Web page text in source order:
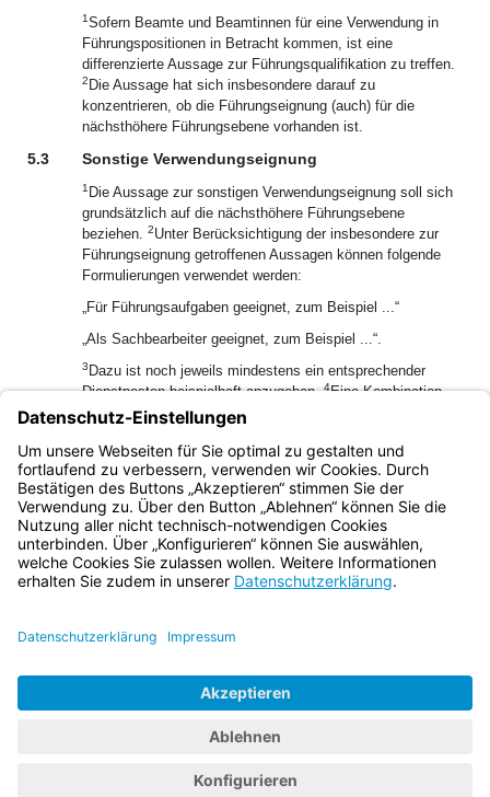
1Sofern Beamte und Beamtinnen für eine Verwendung in
Führungspositionen in Betracht kommen, ist eine
differenzierte Aussage zur Führungsqualifikation zu treffen.
2 Die Aussage hat sich insbesondere darauf zu
konzentrieren, ob die Führungseignung (auch) für die
nächsthöhere Führungsebene vorhanden ist.
5.3 Sonstige Verwendungseignung
1 Die Aussage zur sonstigen Verwendungseignung soll sich
grundsätzlich auf die nächsthöhere Führungsebene
beziehen. 2Unter Berücksichtigung der insbesondere zur
Führungseignung getroffenen Aussagen können folgende
Formulierungen verwendet werden:
„Für Führungsaufgaben geeignet, zum Beispiel ...“
„Als Sachbearbeiter geeignet, zum Beispiel ...“.
3 Dazu ist noch jeweils mindestens ein entsprechender
Dienstposten beispielhaft anzugeben.4Eine Kombination
aus beiden Beschreibungen ist möglich.
Einschränkungen (zum Beispiel auf bestimmte
Fachgebiete) zulässig.6Auch andere Formulierungen sind
zulässig.
Bayern.de
BayernPortal
Impressum